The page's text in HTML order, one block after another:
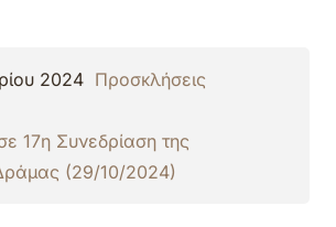
2024 Προσκλήσεις
17η Συνεδρίαση της
(29/10/2024)